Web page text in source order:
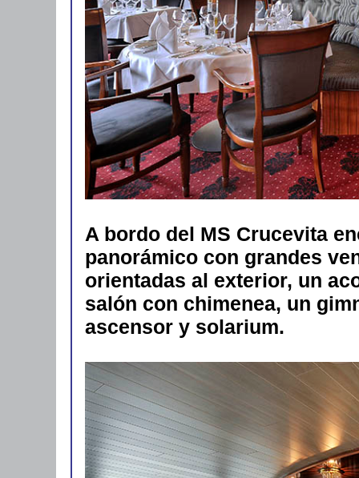
A bordo del MS Crucevita
panorámico con grandes
orientadas al exterior, un
salón con chimenea, un
ascensor y solarium.